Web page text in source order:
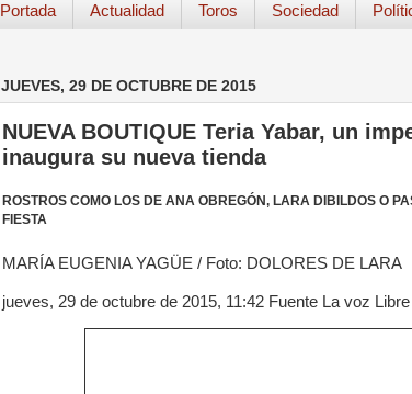
Portada Actualidad Toros Sociedad
JUEVES, 29 DE OCTUBRE DE 2015
NUEVA BOUTIQUE Teria Yabar, un
inaugura su nueva tienda
ROSTROS COMO LOS DE ANA OBREGÓN, LARA DIBILDOS O
FIESTA
MARÍA EUGENIA YAGÜE / Foto: DOLORES DE LARA
jueves, 29 de octubre de 2015, 11:42 Fuente La voz Libre